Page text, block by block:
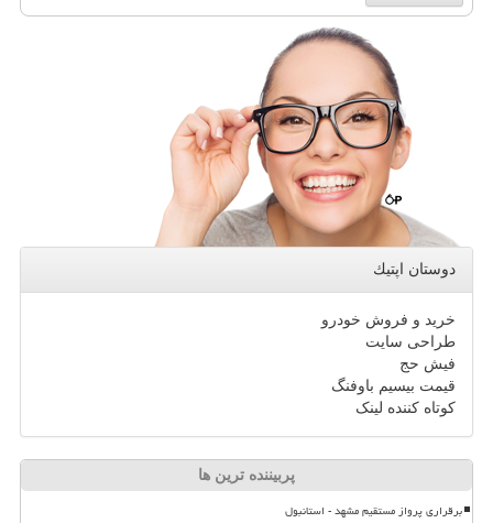
دوستان اپتیك
خرید و فروش خودرو
طراحی سایت
فیش حج
قیمت بیسیم باوفنگ
کوتاه کننده لینک
پربیننده ترین ها
برقراری پرواز مستقیم مشهد - استانبول